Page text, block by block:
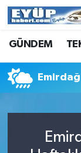
GÜNDEM